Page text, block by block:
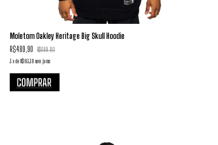
Moletom Oakley Heritage Big Skull Hoodie
R$489,90 R$699,90
3 xde R$163,30 sem juros